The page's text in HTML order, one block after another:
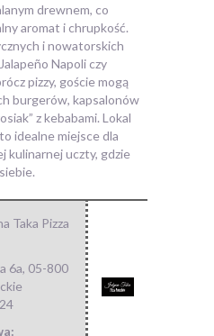
drewnem, co
aromat i chrupkość.
i nowatorskich
Napoli czy
pizzy, goście mogą
burgerów, kapsalonów
z kebabami. Lokal
idealne miejsce dla
kulinarnej uczty, gdzie
Taka Pizza
6a, 05-800